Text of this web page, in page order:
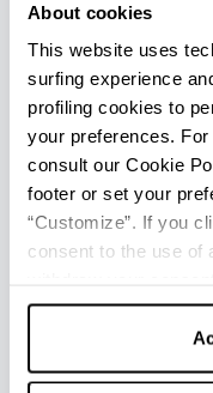
About cookies
This website uses
surfing experience
profiling cookies to
your preferences.
consult our Cookie
footer or set your
“Customize”. If you
consent to the use of
cookies only” and
correct functioning of
autonomia.
Nell'area del
Appennino
Pievepelago,
Frassinorosono
per avventurarsi
comprensorio
valle di Ospitale
guidati o in